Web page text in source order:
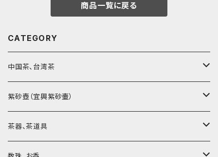
商品一覧に戻る
CATEGORY
中国茶、台湾茶
烏龍茶（ウーロン茶）
黒茶（緊圧茶、普洱茶）
紫砂壺（宜興紫砂壷）
大師、名人、高工の作品
茶器、茶道具